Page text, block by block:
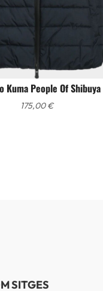
Kuma People Of Shibuya
175,00€
SITGES
3 años